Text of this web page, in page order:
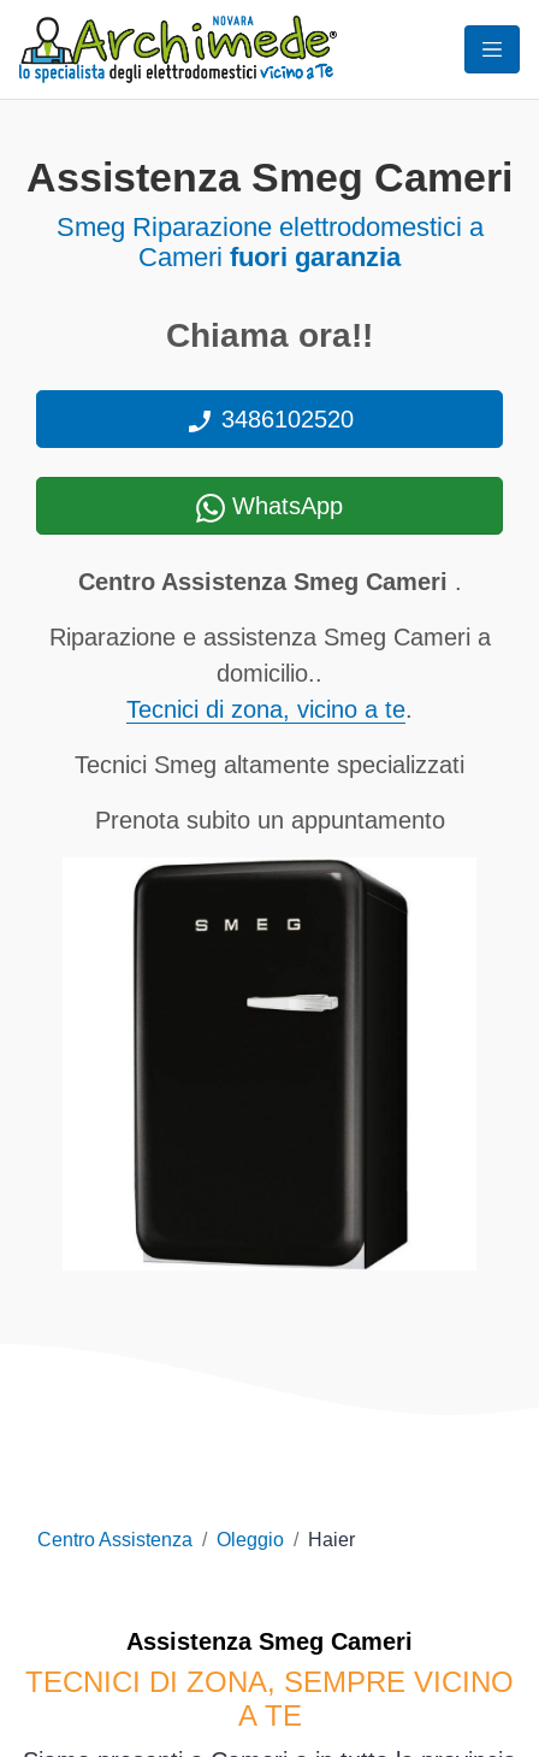
Assistenza Smeg Cameri
Smeg Riparazione elettrodomestici a
Cameri fuori garanzia
Chiama ora!!
3486102520
WhatsApp
Centro Assistenza Smeg Cameri .
Riparazione e assistenza Smeg Cameri a
domicilio..
Tecnici di zona, vicino a te.
Tecnici Smeg altamente specializzati
Prenota subito un appuntamento
Centro Assistenza Oleggio Haier
Assistenza Smeg Cameri
TECNICI DI ZONA, SEMPRE VICINO
A TE